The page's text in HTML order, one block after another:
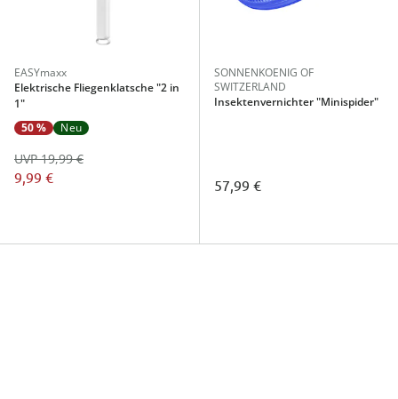
EASYmaxx
Elektrische Fliegenklatsche "2 in
1"
50 %
Neu
9,99 €
UVP 19,99 €
SONNENKOENIG OF
SWITZERLAND
Insektenvernichter "Minispider"
57,99 €